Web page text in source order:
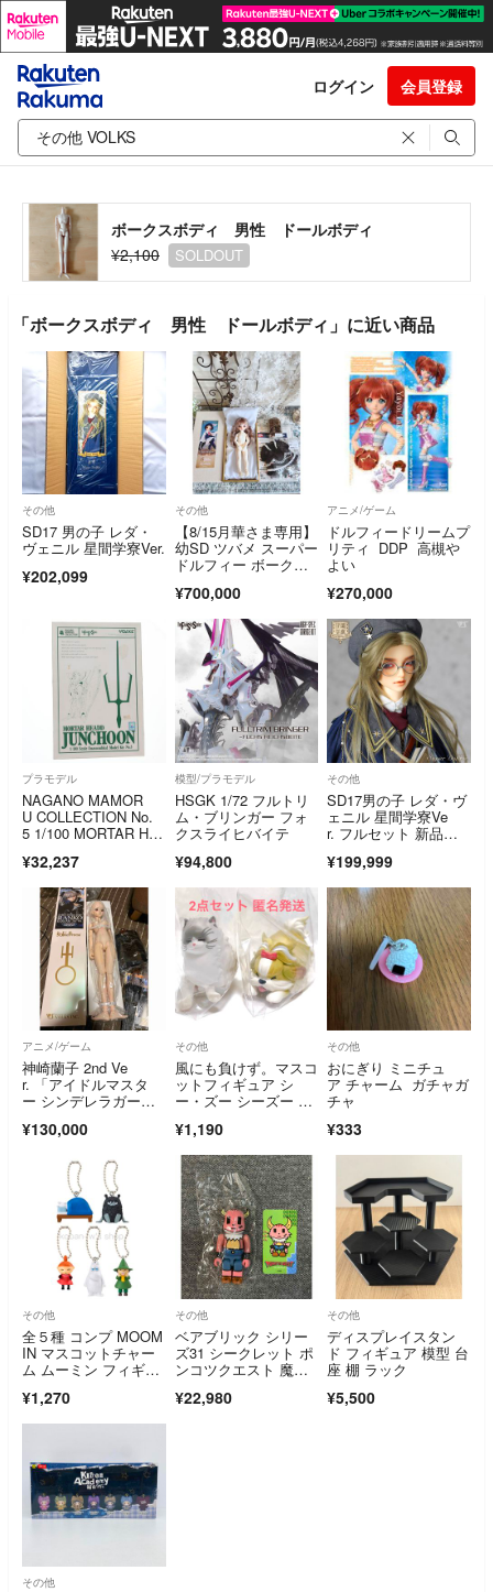
ログイン 会員登録
ボークスボディ 男性 ドールボディ
¥2,100
SOLDOUT
「ボークスボディ 男性 ドールボディ」に近い商品
その他
SD17 男の子 レダ・
ヴェニル 星間学寮Ver.
¥202,099
その他
【8/15月華さま専用】
幼SD ツバメ スーパー
ドルフィー ボーク
¥700,000
アニメ/ゲーム
ドルフィードリームプ
リティ DDP 高槻や
よい
¥270,000
プラモデル
NAGANO MAMOR
U COLLECTION No.
5 1/100 MORTAR HE
ーターヘッド ジュノ
ーン) ファイブスター
物語 ガレージキッ
ト プラモデル ボーク
¥32,237
模型/プラモデル
HSGK 1/72 フルトリ
ム・ブリンガー フォ
クスライヒバイテ
¥94,800
その他
SD17男の子 レダ・ヴ
ェニル 星間学寮Ve
r. フルセット 新品未
ィー ボークス VOLK
S ドルパ55
¥199,999
アニメ/ゲーム
神崎蘭子 2nd Ve
r. 「アイドルマスタ
ー シンデレラガール
¥130,000
その他
風にも負けず。マスコ
ットフィギュア シ
ー・ズー シーズー ラ
¥1,190
その他
おにぎり ミニチュ
ア チャーム ガチャガ
チャ
¥333
その他
全５種 コンプ MOOM
IN マスコットチャー
ム ムーミン フィギュ
¥1,270
その他
ベアブリック シリー
ズ31 シークレット ポ
ンコツクエスト 魔王
92 激レア 100%
¥22,980
その他
ディスプレイスタン
ド フィギュア 模型 台
座 棚 ラック
¥5,500
その他